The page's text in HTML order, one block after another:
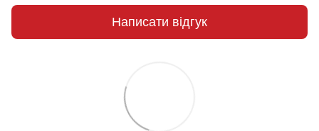
Написати відгук